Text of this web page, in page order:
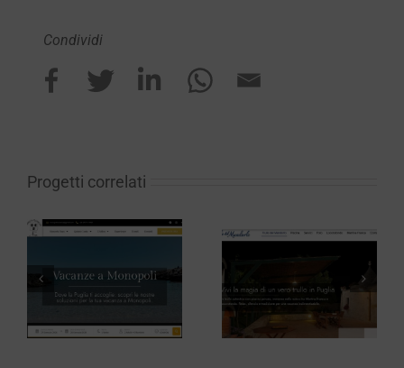
Condividi
Progetti correlati
Trullo del
Ristorante
Pennetta